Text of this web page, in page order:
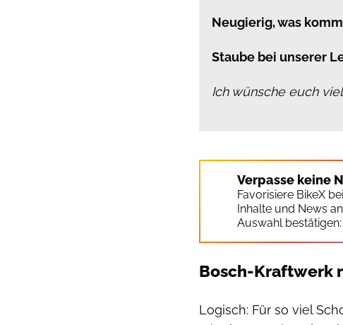
Neugierig, was
Staube bei unserer
Ich wünsche euch
Verpasse keine
Favorisiere BikeX
Inhalte und News
Auswahl bestätigen:
Bosch-Kraftwerk
Logisch: Für so viel